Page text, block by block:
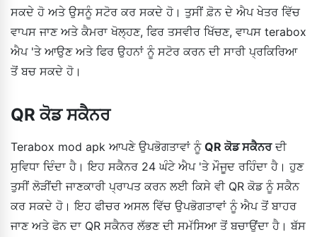
ਸਕਦੇ ਹੋ ਅਤੇ ਉਸਨੂੰ ਸਟੋਰ ਕਰ ਸਕਦੇ ਹੋ। ਤੁਸੀਂ ਫ਼ੋਨ ਦੇ ਐਪ ਖੇਤਰ ਵਿੱਚ
ਵਾਪਸ ਜਾਣ ਅਤੇ ਕੈਮਰਾ ਖੋਲ੍ਹਣ, ਫਿਰ ਤਸਵੀਰ ਖਿੱਚਣ, ਵਾਪਸ terabox
ਐਪ 'ਤੇ ਆਉਣ ਅਤੇ ਫਿਰ ਉਹਨਾਂ ਨੂੰ ਸਟੋਰ ਕਰਨ ਦੀ ਸਾਰੀ ਪ੍ਰਕਿਰਿਆ
ਤੋਂ ਬਚ ਸਕਦੇ ਹੋ।
QR ਕੋਡ ਸਕੈਨਰ
Terabox mod apk ਆਪਣੇ ਉਪਭੋਗਤਾਵਾਂ ਨੂੰ QR ਕੋਡ ਸਕੈਨਰਦੀ
ਸੁਵਿਧਾ ਦਿੰਦਾ ਹੈ। ਇਹ ਸਕੈਨਰ 24 ਘੰਟੇ ਐਪ 'ਤੇ ਮੌਜੂਦ ਰਹਿੰਦਾ ਹੈ। ਹੁਣ
ਤੁਸੀਂ ਲੋੜੀਂਦੀ ਜਾਣਕਾਰੀ ਪ੍ਰਾਪਤ ਕਰਨ ਲਈ ਕਿਸੇ ਵੀ QR ਕੋਡ ਨੂੰ ਸਕੈਨ
ਕਰ ਸਕਦੇ ਹੋ। ਇਹ ਫੀਚਰ ਅਸਲ ਵਿੱਚ ਉਪਭੋਗਤਾਵਾਂ ਨੂੰ ਐਪ ਤੋਂ ਬਾਹਰ
ਜਾਣ ਅਤੇ ਫੋਨ ਦਾ QR ਸਕੈਨਰ ਲੱਭਣ ਦੀ ਸਮੱਸਿਆ ਤੋਂ ਬਚਾਉਂਦਾ ਹੈ। ਬੱਸ